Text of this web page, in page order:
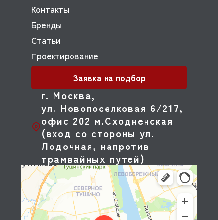
г. Москва,
ул. Новопоселковая 6/217,
офис 202 м.Сходненская
(вход со стороны ул.
Лодочная, напротив
трамвайных путей)
Контакты
Бренды
Статьи
Проектирование
Заявка на подбор